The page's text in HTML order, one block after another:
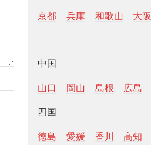
京都 兵庫 和歌山 大阪
中国
山口 岡山 島根 広島
四国
徳島 愛媛 香川 高知